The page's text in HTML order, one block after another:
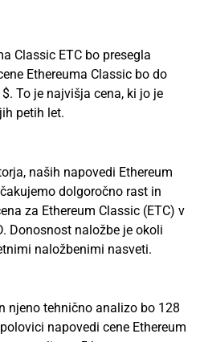
Classic ETC bo presegla
Ethereuma Classic bo do
To je najvišja cena, ki jo je
petih let.
naših napovedi Ethereum
dolgoročno rast in
za Ethereum Classic (ETC) v
Donosnost naložbe je okoli
naložbenimi nasveti.
njeno tehnično analizo bo 128
napovedi cene Ethereum